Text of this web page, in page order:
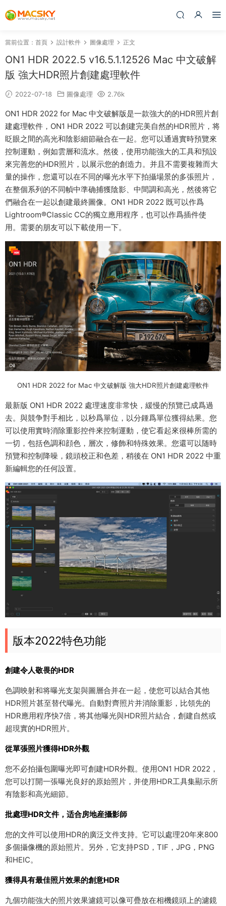
當前位置： 首頁 設計軟件 圖像處理 正文
ON1 HDR 2022.5 v16.5.1.12526 Mac 中文破解
版 強大HDR照片創建處理軟件
2022-07-18 圖像處理 2.76k
ON1 HDR 2022 for Mac 中文破解版是一款強大的的HDR照片創
建處理軟件，ON1 HDR 2022 可以創建完美自然的HDR照片，将
眨眼之間的高光和陰影細節融合在一起。您可以通過實時預覽來
控制運動，例如雲層和流水。然後，使用功能強大的工具和預設
來完善您的HDR照片，以展示您的創造力。并且不需要複雜而大
量的操作，您還可以在不同的曝光水平下拍攝場景的多張照片，
在整個系列的不同幀中準确捕獲陰影、中間調和高光，然後将它
們融合在一起以創建最終圖像。ON1 HDR 2022 既可以作爲
Lightroom®Classic CC的獨立應用程序，也可以作爲插件使
用。需要的朋友可以下載使用一下。
ON1 HDR 2022 for Mac 中文破解版 強大HDR照片創建處理軟件
最新版 ON1 HDR 2022 處理速度非常快，緩慢的預覽已成爲過
去。與競争對手相比，以秒爲單位，以分鍾爲單位獲得結果。您
可以使用實時消除重影控件來控制運動，使它看起來很棒所需的
一切，包括色調和顔色，層次，修飾和特殊效果。您還可以随時
預覽和控制降噪，鏡頭校正和色差，稍後在 ON1 HDR 2022 中重
新編輯您的任何設置。
版本2022特色功能
創建令人敬畏的HDR
色調映射和将曝光支架與圖層合并在一起，使您可以結合其他
HDR照片甚至替代曝光。自動對齊照片并消除重影，比領先的
HDR應用程序快7倍，将其他曝光與HDR照片結合，創建自然或
超現實的HDR照片。
從單張照片獲得HDR外觀
您不必拍攝包圍曝光即可創建HDR外觀。使用ON1 HDR 2022，
您可以打開一張曝光良好的原始照片，并使用HDR工具集顯示所
有陰影和高光細節。
批處理HDR文件，适合房地産攝影師
您的文件可以使用HDR的廣泛文件支持。它可以處理20年來800
多個攝像機的原始照片。另外，它支持PSD，TIF，JPG，PNG
和HEIC。
獲得具有最佳照片效果的創意HDR
九個功能強大的照片效果濾鏡可以像可疊放在相機鏡頭上的濾鏡